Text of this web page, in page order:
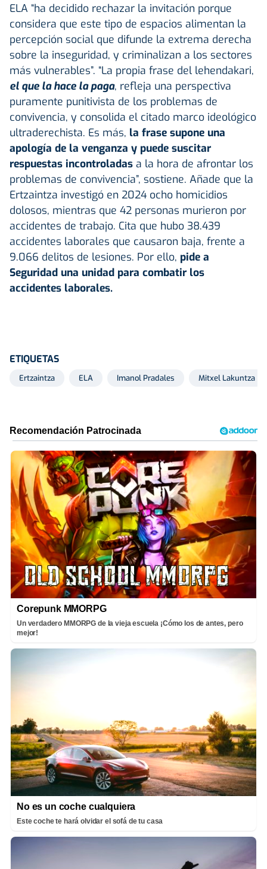
ELA “ha decidido rechazar la invitación porque
considera que este tipo de espacios alimentan la
percepción social que difunde la extrema derecha
sobre la inseguridad, y criminalizan a los sectores
más vulnerables”. “La propia frase del lehendakari,
el que la hace la paga, refleja una perspectiva
puramente punitivista de los problemas de
convivencia, y consolida el citado marco ideológico
ultraderechista. Es más, la frase supone una
apología de la venganza y puede suscitar
respuestas incontroladas a la hora de afrontar los
problemas de convivencia”, sostiene. Añade que la
Ertzaintza investigó en 2024 ocho homicidios
dolosos, mientras que 42 personas murieron por
accidentes de trabajo. Cita que hubo 38.439
accidentes laborales que causaron baja, frente a
9.066 delitos de lesiones. Por ello, pide a
Seguridad una unidad para combatir los
accidentes laborales.
ETIQUETAS
Ertzaintza ELA Imanol Pradales Mitxel Lakuntza
Corepunk MMORPG
Un verdadero MMORPG de la vieja escuela ¡Cómo los de antes, pero
mejor!
No es un coche cualquiera
Este coche te hará olvidar el sofá de tu casa